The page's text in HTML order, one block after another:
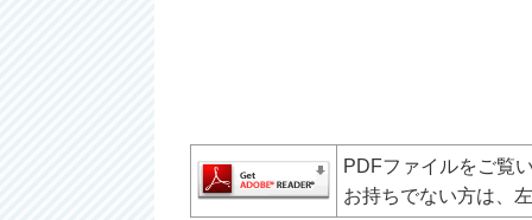
PDFファイルをご覧
お持ちでない方は、